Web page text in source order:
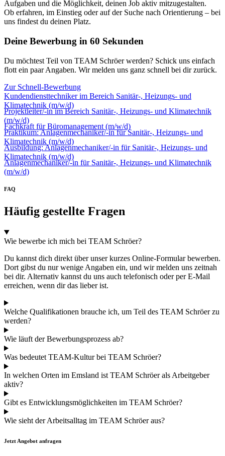
Aufgaben und die Möglichkeit, deinen Job aktiv mitzugestalten.
Ob erfahren, im Einstieg oder auf der Suche nach Orientierung – bei
uns findest du deinen Platz.
Deine Bewerbung in 60 Sekunden
Du möchtest Teil von TEAM Schröer werden? Schick uns einfach
flott ein paar Angaben. Wir melden uns ganz schnell bei dir zurück.
Zur Schnell-Bewerbung
Kundendiensttechniker im Bereich Sanitär-, Heizungs- und
Klimatechnik (m/w/d)
Projektleiter/-in im Bereich Sanitär-, Heizungs- und Klimatechnik
(m/w/d)
Fachkraft für Büromanagement (m/w/d)
Praktikum: Anlagenmechaniker/-in für Sanitär-, Heizungs- und
Klimatechnik (m/w/d)
Ausbildung: Anlagenmechaniker/-in für Sanitär-, Heizungs- und
Klimatechnik (m/w/d)
Anlagenmechaniker/-in für Sanitär-, Heizungs- und Klimatechnik
(m/w/d)
FAQ
Häufig gestellte Fragen
Wie bewerbe ich mich bei TEAM Schröer?
Du kannst dich direkt über unser kurzes Online-Formular bewerben.
Dort gibst du nur wenige Angaben ein, und wir melden uns zeitnah
bei dir. Alternativ kannst du uns auch telefonisch oder per E-Mail
erreichen, wenn dir das lieber ist.
Welche Qualifikationen brauche ich, um Teil des TEAM Schröer zu
werden?
Wie läuft der Bewerbungsprozess ab?
Was bedeutet TEAM-Kultur bei TEAM Schröer?
In welchen Orten im Emsland ist TEAM Schröer als Arbeitgeber
aktiv?
Gibt es Entwicklungsmöglichkeiten im TEAM Schröer?
Wie sieht der Arbeitsalltag im TEAM Schröer aus?
Jetzt Angebot anfragen